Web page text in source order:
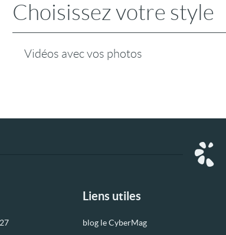
Choisissez votre style
Vidéos avec vos photos
Liens utiles
blog le CyberMag